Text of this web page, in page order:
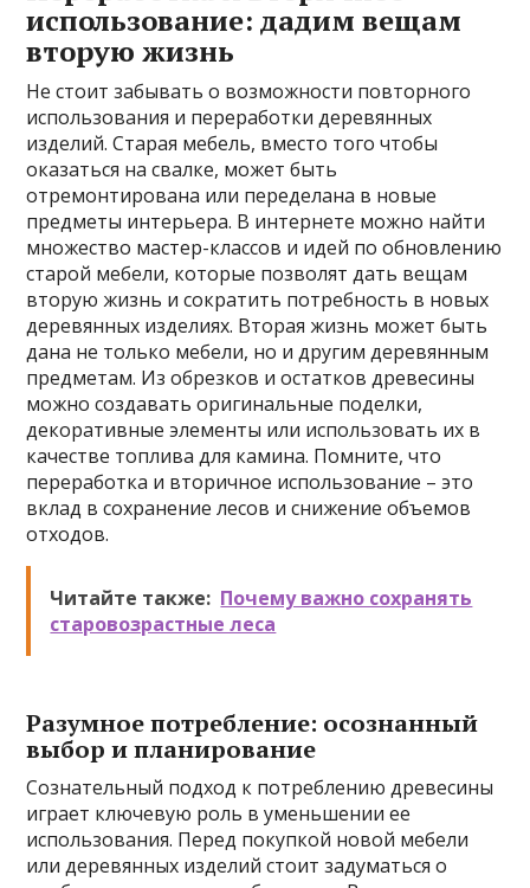
использование: дадим вещам
вторую жизнь
Не стоит забывать о возможности повторного
использования и переработки деревянных
изделий. Старая мебель, вместо того чтобы
оказаться на свалке, может быть
отремонтирована или переделана в новые
предметы интерьера. В интернете можно найти
множество мастер-классов и идей по обновлению
старой мебели, которые позволят дать вещам
вторую жизнь и сократить потребность в новых
деревянных изделиях. Вторая жизнь может быть
дана не только мебели, но и другим деревянным
предметам. Из обрезков и остатков древесины
можно создавать оригинальные поделки,
декоративные элементы или использовать их в
качестве топлива для камина. Помните, что
переработка и вторичное использование – это
вклад в сохранение лесов и снижение объемов
отходов.
Читайте также: Почему важно сохранять
старовозрастные леса
Разумное потребление: осознанный
выбор и планирование
Сознательный подход к потреблению древесины
играет ключевую роль в уменьшении ее
использования. Перед покупкой новой мебели
или деревянных изделий стоит задуматься о